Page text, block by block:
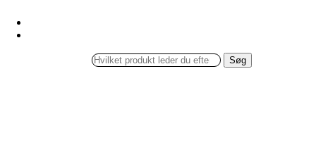
Søg